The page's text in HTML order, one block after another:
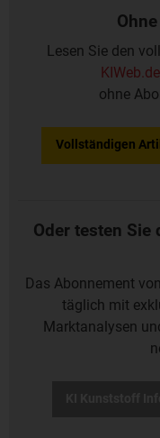
Lesen Sie den
KIWeb.de
ohne
Vollständigen
Oder testen Sie
Das Abonnement von
täglich mit
Marktanalysen